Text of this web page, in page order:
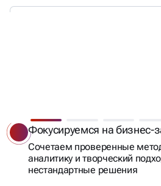
КОТОРЫЙ
УСПЕХУ!
Фокусируемся на бизнес-
Сочетаем проверенные
аналитику и творческий
нестандартные решения